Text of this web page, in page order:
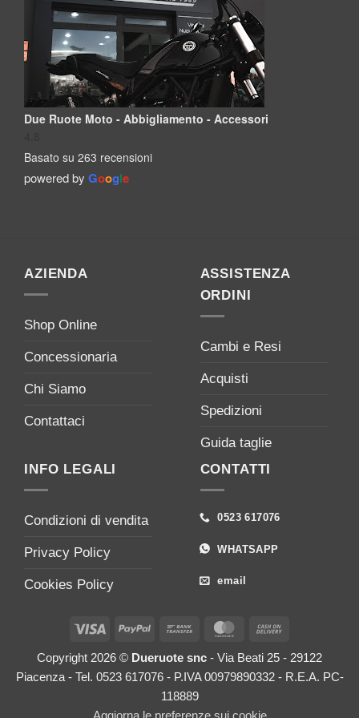
Due Ruote Moto - Abbigliamento - Accessori
Basato su 263 recensioni
powered by Google
AZIENDA
Shop Online
Concessionaria
Chi Siamo
Contattaci
ASSISTENZA
ORDINI
Cambi e Resi
Acquisti
Spedizioni
Guida taglie
INFO LEGALI
Condizioni di vendita
Privacy Policy
Cookies Policy
CONTATTI
0523 617076
WHATSAPP
email
Visa PayPal
Bank
MasterCard
Delivery
Copyright 2026 © Dueruote snc - Via Beati 25 - 29122
Piacenza - Tel. 0523 617076 - P.IVA 00979890332 - R.E.A. PC-
118889
Aggiorna le preferenze sui cookie